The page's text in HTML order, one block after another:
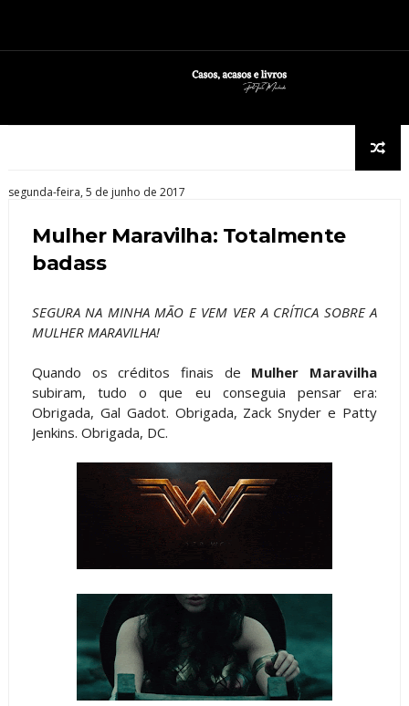
segunda-feira, 5 de junho de 2017
Mulher Maravilha: Totalmente
badass
SEGURA NA MINHA MÃO E VEM VER A CRÍTICA SOBRE A
MULHER MARAVILHA!
Quando os créditos finais de Mulher Maravilha
subiram, tudo o que eu conseguia pensar era:
Obrigada, Gal Gadot. Obrigada, Zack Snyder e Patty
Jenkins. Obrigada, DC.